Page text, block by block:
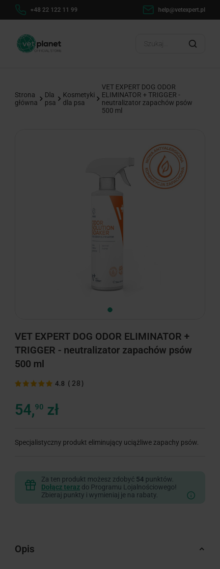
+48 22 122 11 99 help@vetexpert.pl
Strona
główna
Dla
psa
Kosmetyki
dla psa
VET EXPERT DOG ODOR
ELIMINATOR + TRIGGER -
neutralizator zapachów psów
500 ml
VET EXPERT DOG ODOR ELIMINATOR +
TRIGGER - neutralizator zapachów psów
500 ml
4.8 ( 28 )
54,90 zł
Specjalistyczny produkt eliminujący uciążliwe zapachy psów.
Za ten produkt możesz zdobyć 54 punktów.
Dołącz teraz do Programu Lojalnościowego!
Zbieraj punkty i wymieniaj je na rabaty.
Opis